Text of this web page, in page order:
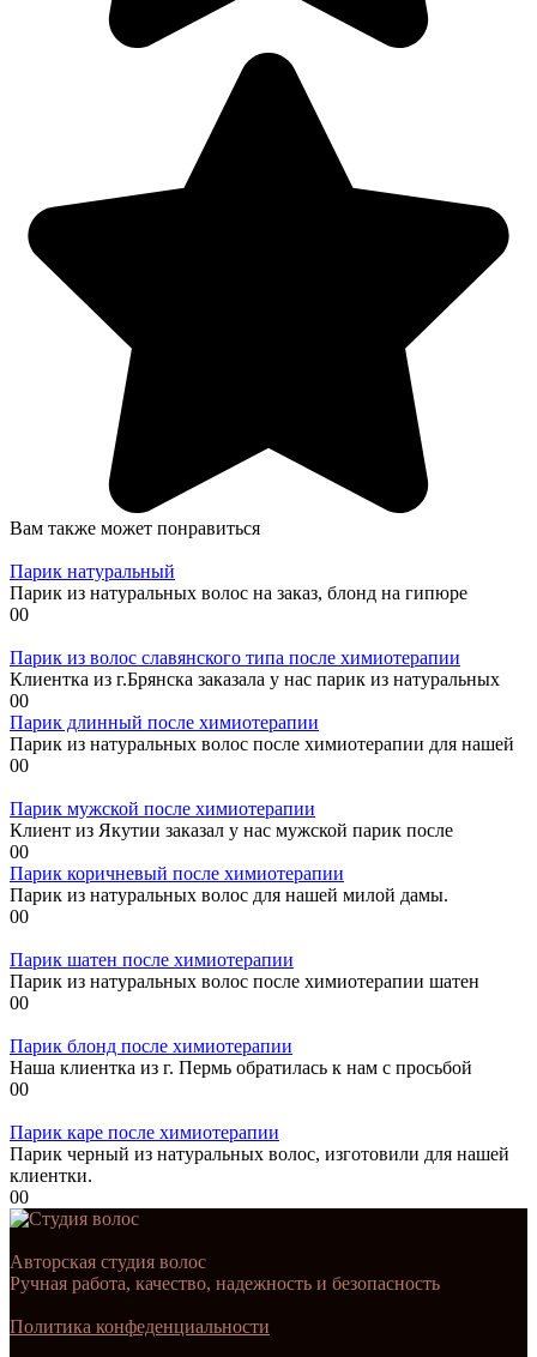
Вам также может понравиться
Парик натуральный
Парик из натуральных волос на заказ, блонд на гипюре
00
Парик из волос славянского типа после химиотерапии
Клиентка из г.Брянска заказала у нас парик из натуральных
00
Парик длинный после химиотерапии
Парик из натуральных волос после химиотерапии для нашей
00
Парик мужской после химиотерапии
Клиент из Якутии заказал у нас мужской парик после
00
Парик коричневый после химиотерапии
Парик из натуральных волос для нашей милой дамы.
00
Парик шатен после химиотерапии
Парик из натуральных волос после химиотерапии шатен
00
Парик блонд после химиотерапии
Наша клиентка из г. Пермь обратилась к нам с просьбой
00
Парик каре после химиотерапии
Парик черный из натуральных волос, изготовили для нашей
клиентки.
00
Авторская студия волос
Ручная работа, качество, надежность и безопасность
Политика конфеденциальности